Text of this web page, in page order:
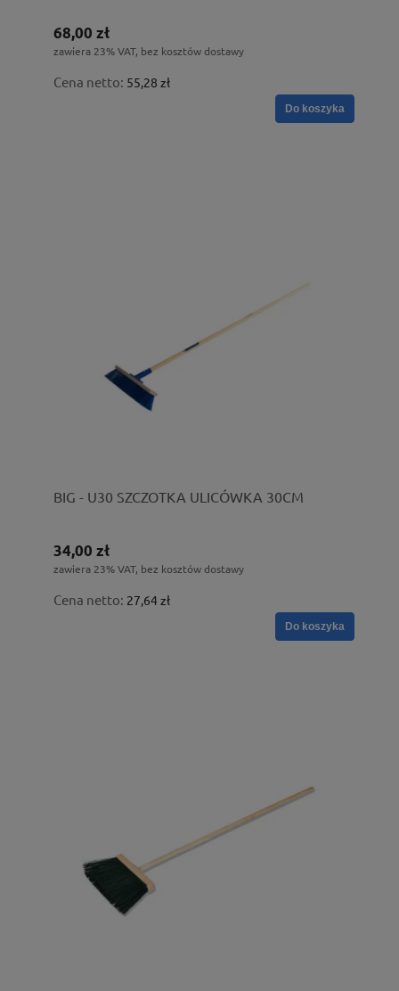
68,00 zł
zawiera 23% VAT, bez kosztów dostawy
Cena netto: 55,28 zł
Do koszyka
BIG - U30 SZCZOTKA ULICÓWKA 30CM
34,00 zł
zawiera 23% VAT, bez kosztów dostawy
Cena netto: 27,64 zł
Do koszyka